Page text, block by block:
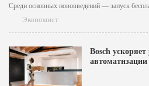
Среди основных нововведений — запуск
приложение для продавцов на Marketplace,
постоянных продавцов на Facebook Marketplace
Экономист
Bosch